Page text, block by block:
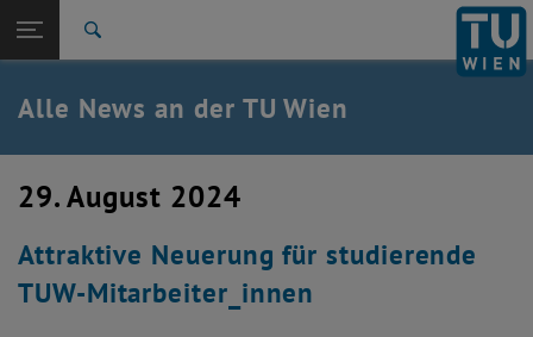
TU Login
Quicklinks
Quicklinks-Menü umschalten
Studium
Karriere
Zurück: Subseiten von TU Wien Startseite auflisten
Zurück zur letzten Ebene:
TU Wien Startseite
Übersicht
Alle News an der TU Wien
29. August 2024
Attraktive Neuerung für studierende
TUW-Mitarbeiter_innen